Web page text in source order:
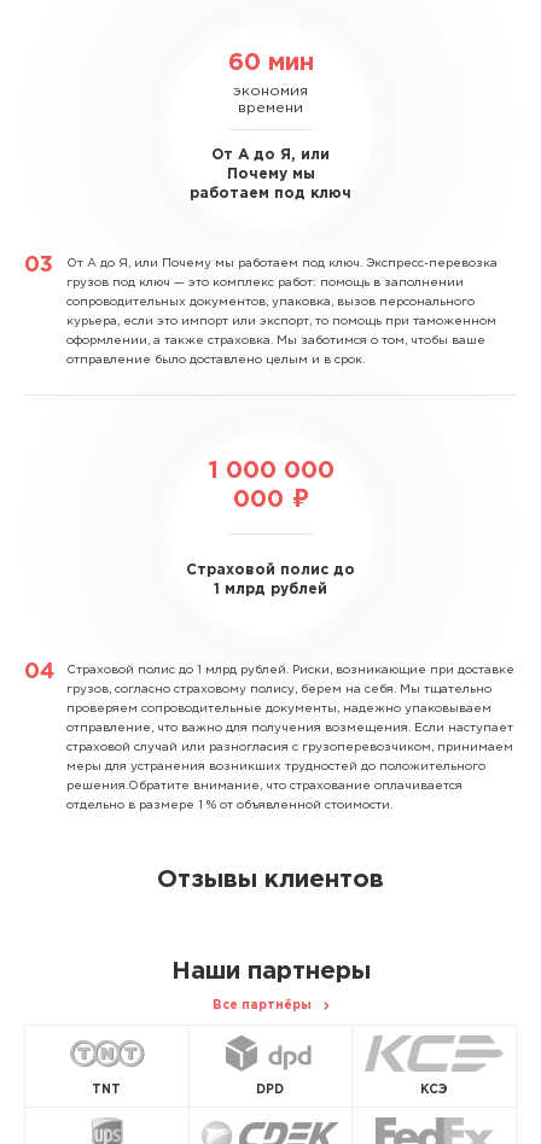
60 мин
экономия
времени
От А до Я, или
Почему мы
работаем под ключ
От А до Я, или Почему мы работаем под ключ. Экспресс-перевозка
грузов под ключ — это комплекс работ: помощь в заполнении
сопроводительных документов, упаковка, вызов персонального
курьера, если это импорт или экспорт, то помощь при таможенном
оформлении, а также страховка. Мы заботимся о том, чтобы ваше
отправление было доставлено целым и в срок.
1 000 000
000 ₽
Страховой полис до
1 млрд рублей
Страховой полис до 1 млрд рублей. Риски, возникающие при доставке
грузов, согласно страховому полису, берем на себя. Мы тщательно
проверяем сопроводительные документы, надежно упаковываем
отправление, что важно для получения возмещения. Если наступает
страховой случай или разногласия с грузоперевозчиком, принимаем
меры для устранения возникших трудностей до положительного
решения.Обратите внимание, что страхование оплачивается
отдельно в размере 1 % от объявленной стоимости.
Отзывы клиентов
Наши партнеры
Все партнёры
TNT DPD КСЭ